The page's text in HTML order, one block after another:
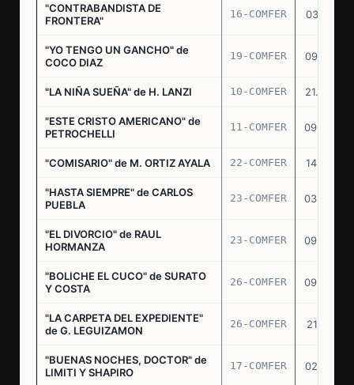
"CONTRABANDISTA DE
FRONTERA"
16-COMFER 03.12.74
"YO TENGO UN GANCHO" de
COCO DIAZ
19-COMFER 09.01.75
"LA NIÑA SUEÑA" de H. LANZI 10-COMFER 21.03.75
"ESTE CRISTO AMERICANO" de
PETROCHELLI
11-COMFER 09.04.75
"COMISARIO" de M. ORTIZ AYALA 22-COMFER 14.07.75
"HASTA SIEMPRE" de CARLOS
PUEBLA
23-COMFER 03.09.75
"EL DIVORCIO" de RAUL
HORMANZA
23-COMFER 09.09.75
"BOLICHE EL CUCO" de SURATO
Y COSTA
26-COMFER 09.09.75
"LA CARPETA DEL EXPEDIENTE"
de G. LEGUIZAMON
26-COMFER 21.10.75
"BUENAS NOCHES, DOCTOR" de
LIMITI Y SHAPIRO
17-COMFER 02.01.76